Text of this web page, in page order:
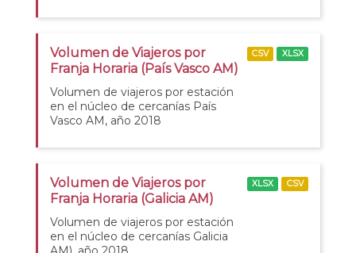
Volumen de Viajeros por
Franja Horaria (País Vasco AM)
Volumen de viajeros por estación
en el núcleo de cercanías País
Vasco AM, año 2018
CSV XLSX
Volumen de Viajeros por
Franja Horaria (Galicia AM)
Volumen de viajeros por estación
en el núcleo de cercanías Galicia
XLSX CSV